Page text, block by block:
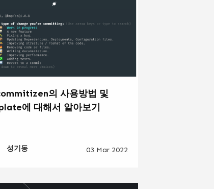
의 사용방법 및
에 대해서 알아보기
성기동 03 Mar 2022